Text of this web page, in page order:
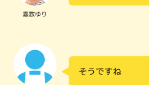
嘉数ゆり
そうですね